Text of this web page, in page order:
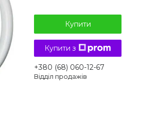
Купити
Купити з
+380 (68) 060-12-67
Відділ продажів